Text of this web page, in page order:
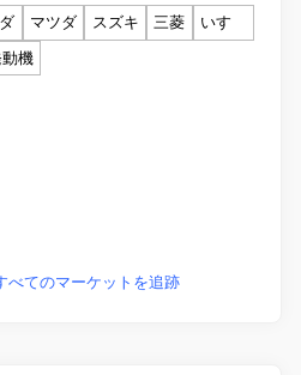
マツダ スズキ 三菱
いすゞ
機
てのマーケットを追跡